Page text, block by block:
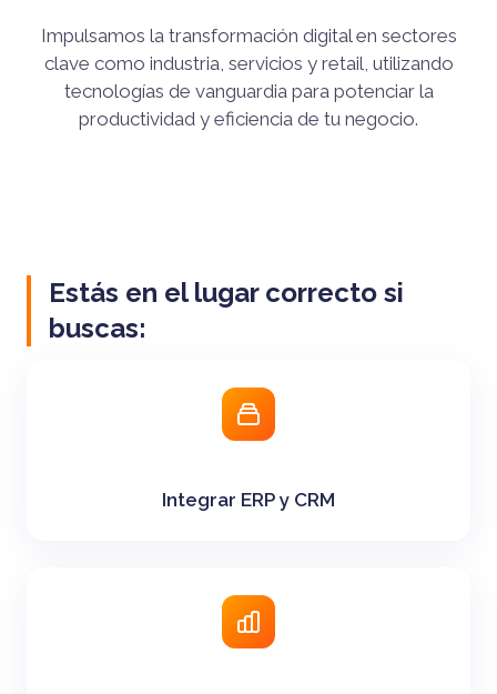
Impulsamos la transformación digital en sectores
clave como industria, servicios y retail, utilizando
tecnologías de vanguardia para potenciar la
productividad y eficiencia de tu negocio.
Estás en el lugar correcto si
buscas:
Integrar ERP y CRM